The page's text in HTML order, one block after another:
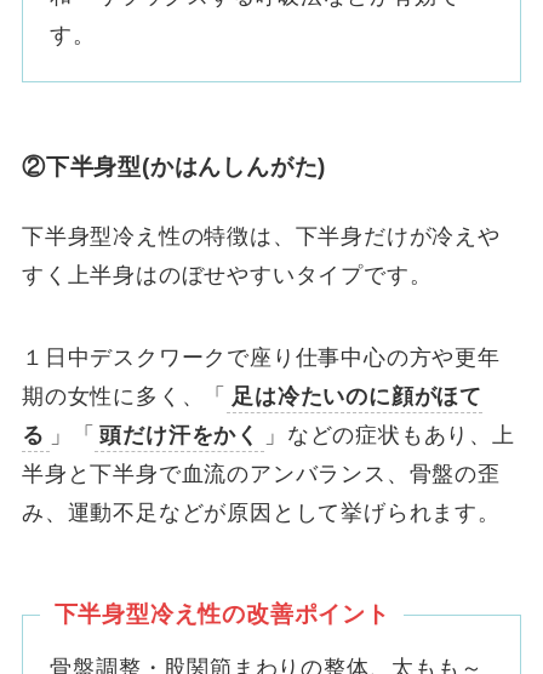
す。
②下半身型(かはんしんがた)
下半身型冷え性の特徴は、下半身だけが冷えや
すく上半身はのぼせやすいタイプです。
１日中デスクワークで座り仕事中心の方や更年
期の女性に多く、「
足は冷たいのに顔がほて
る 」「 頭だけ汗をかく
」などの症状もあり、上
半身と下半身で血流のアンバランス、骨盤の歪
み、運動不足などが原因として挙げられます。
下半身型冷え性の改善ポイント
骨盤調整・股関節まわりの整体、太もも～